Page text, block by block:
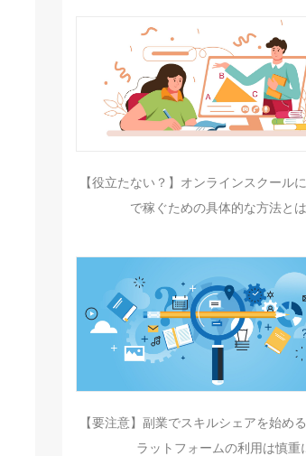
【役立たない？】オンラインスクール
で稼ぐための具体的な方法とは
【要注意】副業でスキルシェアを始め
ラットフォームの利用は慎重